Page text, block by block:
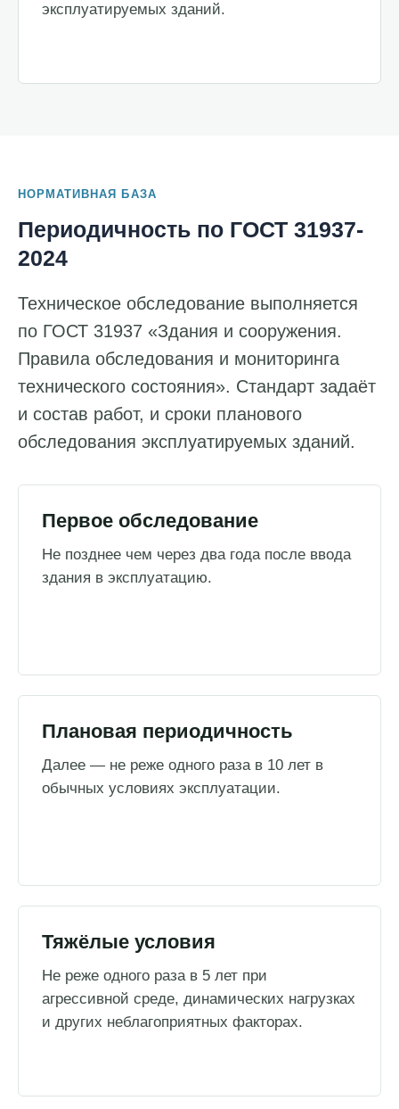
эксплуатируемых зданий.
НОРМАТИВНАЯ БАЗА
Периодичность по ГОСТ 31937-
2024
Техническое обследование выполняется
по ГОСТ 31937 «Здания и сооружения.
Правила обследования и мониторинга
технического состояния». Стандарт задаёт
и состав работ, и сроки планового
обследования эксплуатируемых зданий.
Первое обследование
Не позднее чем через два года после ввода
здания в эксплуатацию.
Плановая периодичность
Далее — не реже одного раза в 10 лет в
обычных условиях эксплуатации.
Тяжёлые условия
Не реже одного раза в 5 лет при
агрессивной среде, динамических нагрузках
и других неблагоприятных факторах.